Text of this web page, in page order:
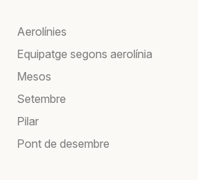
Aerolínies
Equipatge segons aerolínia
Mesos
Setembre
Pilar
Pont de desembre